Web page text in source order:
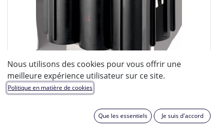
Nous utilisons des cookies pour vous offrir une
meilleure expérience utilisateur sur ce site.
Politique en matière de cookies
Que les essentiels Je suis d'accord